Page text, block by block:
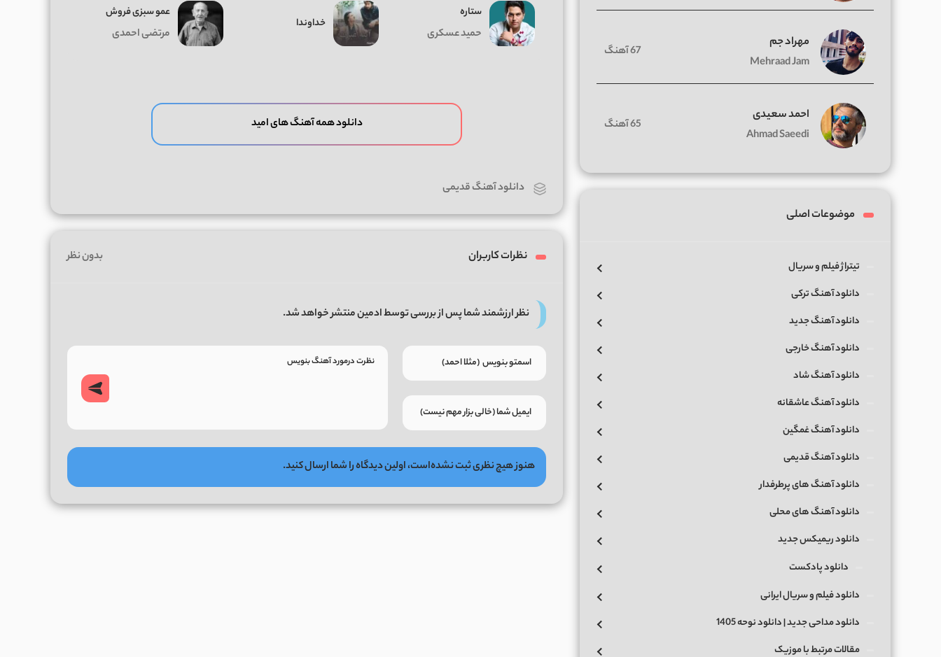
ستاره
حمید عسکری
خداوندا
عمو سبزی فروش
مرتضی احمدی
دانلود همه آهنگ های امید
دانلود آهنگ قدیمی
نظرات کاربران بدون نظر
نظر ارزشمند شما پس از بررسی توسط ادمین منتشر خواهد شد.
هنوز هیچ نظری ثبت نشده‌است، اولین دیدگاه را شما ارسال کنید.
مهراد جم
Mehraad Jam
67 آهنگ
احمد سعیدی
Ahmad Saeedi
65 آهنگ
موضوعات اصلی
تیتراژ فیلم و سریال
دانلود آهنگ ترکی
دانلود آهنگ جدید
دانلود آهنگ خارجی
دانلود آهنگ شاد
دانلود آهنگ عاشقانه
دانلود آهنگ غمگین
دانلود آهنگ قدیمی
دانلود آهنگ های پرطرفدار
دانلود آهنگ های محلی
دانلود ریمیکس جدید
دانلود پادکست
دانلود فیلم و سریال ایرانی
دانلود مداحی جدید | دانلود نوحه 1405
مقالات مرتبط با موزیک